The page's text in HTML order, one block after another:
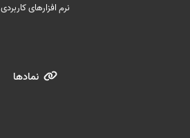
نرم افزارهای کاربردی
نمادها